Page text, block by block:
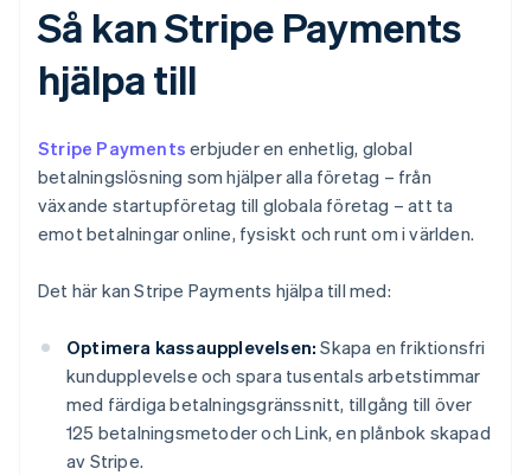
Så kan Stripe Payments
hjälpa till
Stripe Payments erbjuder en enhetlig, global
betalningslösning som hjälper alla företag – från
växande startupföretag till globala företag – att ta
emot betalningar online, fysiskt och runt om i världen.
Det här kan Stripe Payments hjälpa till med:
Optimera kassaupplevelsen: Skapa en friktionsfri
kundupplevelse och spara tusentals arbetstimmar
med färdiga betalningsgränssnitt, tillgång till över
125 betalningsmetoder och Link, en plånbok skapad
av Stripe.